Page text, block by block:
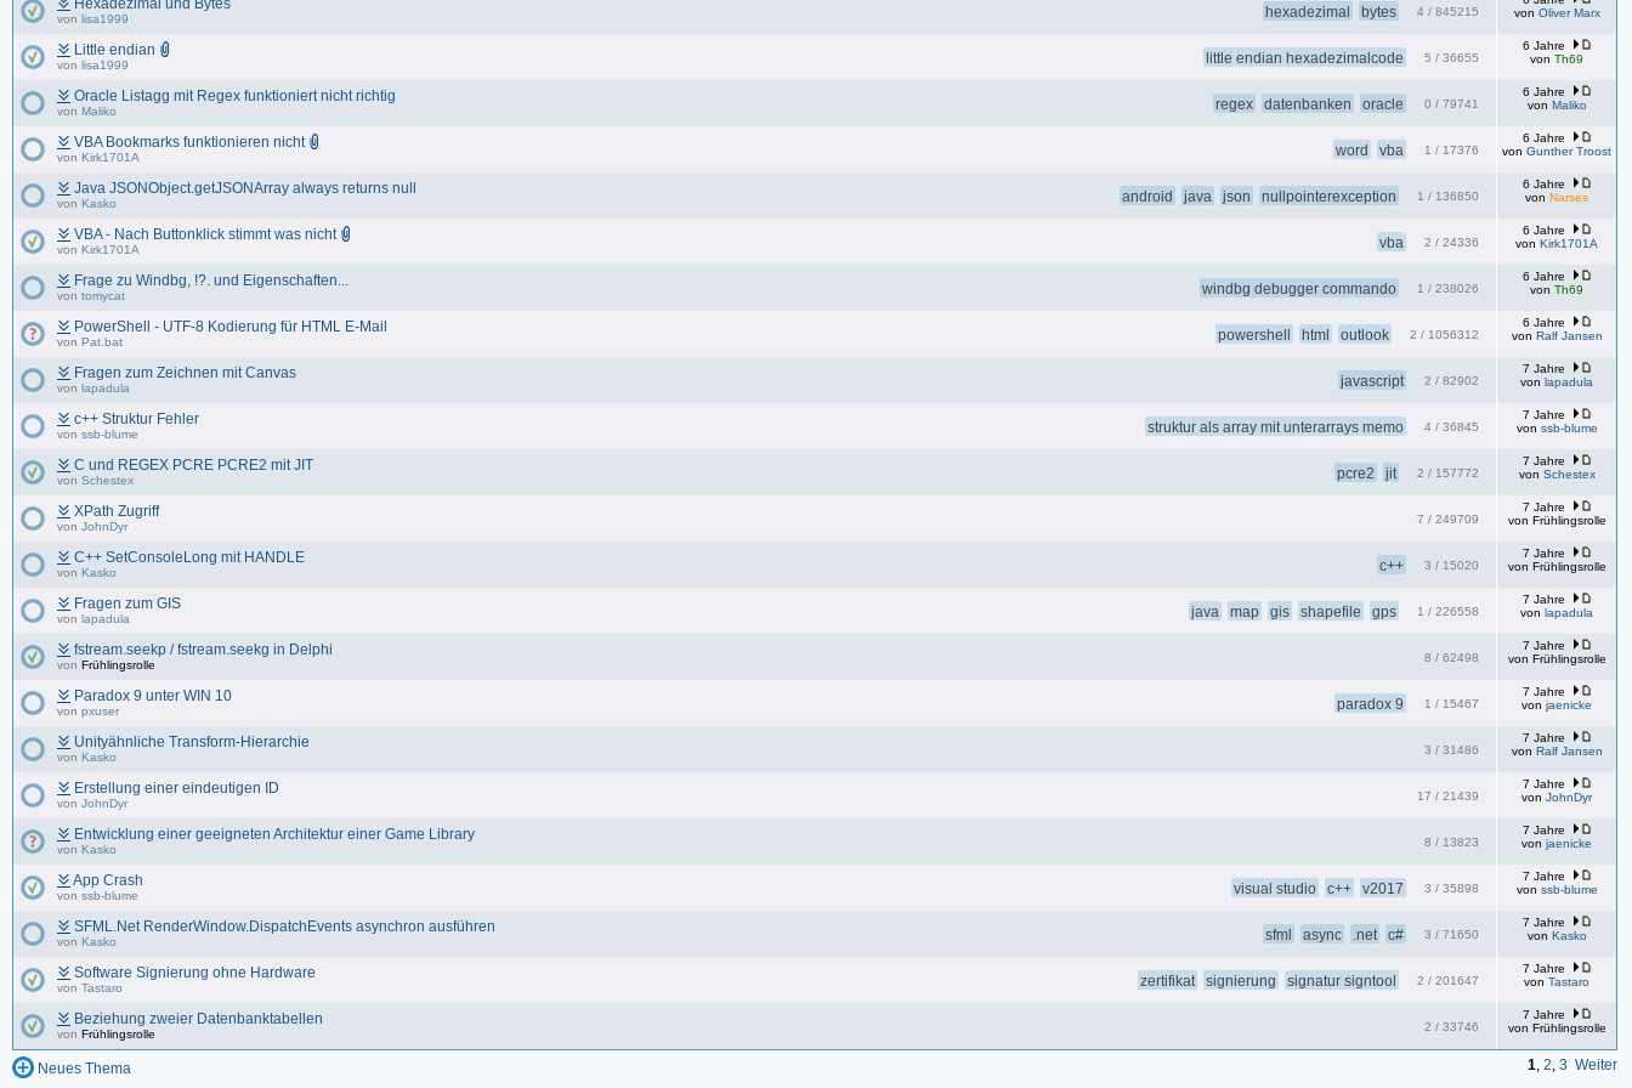
4 / 845215
hexadezimal bytes
Hexadezimal und Bytes
von lisa1999
von Oliver Marx
5 / 36655
little endian hexadezimalcode
Little endian
von lisa1999
6 Jahre
von Th69
0 / 79741
regex datenbanken oracle
Oracle Listagg mit Regex funktioniert nicht richtig
von Maliko
6 Jahre
von Maliko
1 / 17376
word vba
VBA Bookmarks funktionieren nicht
von Kirk1701A
6 Jahre
von Gunther Troost
1 / 136850
android java json nullpointerexception
Java JSONObject.getJSONArray always returns null
von Kasko
6 Jahre
von Narses
2 / 24336
vba
VBA - Nach Buttonklick stimmt was nicht
von Kirk1701A
6 Jahre
von Kirk1701A
1 / 238026
windbg debugger commando
Frage zu Windbg, !?. und Eigenschaften...
von tomycat
6 Jahre
von Th69
2 / 1056312
powershell html outlook
PowerShell - UTF-8 Kodierung für HTML E-Mail
von Pat.bat
6 Jahre
von Ralf Jansen
2 / 82902
javascript
Fragen zum Zeichnen mit Canvas
von lapadula
7 Jahre
von lapadula
4 / 36845
struktur als array mit unterarrays memo
c++ Struktur Fehler
von ssb-blume
7 Jahre
von ssb-blume
2 / 157772
pcre2 jit
C und REGEX PCRE PCRE2 mit JIT
von Schestex
7 Jahre
von Schestex
7 / 249709
XPath Zugriff
von JohnDyr
7 Jahre
von Frühlingsrolle
3 / 15020
c++
C++ SetConsoleLong mit HANDLE
von Kasko
7 Jahre
von Frühlingsrolle
1 / 226558
java map gis shapefile gps
Fragen zum GIS
von lapadula
7 Jahre
von lapadula
8 / 62498
fstream.seekp / fstream.seekg in Delphi
von Frühlingsrolle
7 Jahre
von Frühlingsrolle
1 / 15467
paradox 9
Paradox 9 unter WIN 10
von pxuser
7 Jahre
von jaenicke
3 / 31486
Unityähnliche Transform-Hierarchie
von Kasko
7 Jahre
von Ralf Jansen
17 / 21439
Erstellung einer eindeutigen ID
von JohnDyr
7 Jahre
von JohnDyr
8 / 13823
Entwicklung einer geeigneten Architektur einer Game Library
von Kasko
7 Jahre
von jaenicke
3 / 35898
visual studio c++ v2017
App Crash
von ssb-blume
7 Jahre
von ssb-blume
3 / 71650
sfml async .net c#
SFML.Net RenderWindow.DispatchEvents asynchron ausführen
von Kasko
7 Jahre
von Kasko
2 / 201647
zertifikat signierung signatur signtool
Software Signierung ohne Hardware
von Tastaro
7 Jahre
von Tastaro
2 / 33746
Beziehung zweier Datenbanktabellen
von Frühlingsrolle
7 Jahre
von Frühlingsrolle
1, 2, 3 Weiter
Neues Thema